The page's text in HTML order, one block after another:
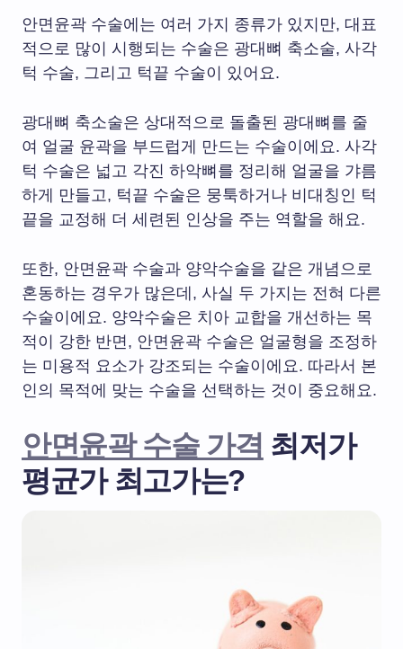
안면윤곽 수술에는 여러 가지 종류가 있지만, 대표
적으로 많이 시행되는 수술은 광대뼈 축소술, 사각
턱 수술, 그리고 턱끝 수술이 있어요.
광대뼈 축소술은 상대적으로 돌출된 광대뼈를 줄
여 얼굴 윤곽을 부드럽게 만드는 수술이에요. 사각
턱 수술은 넓고 각진 하악뼈를 정리해 얼굴을 갸름
하게 만들고, 턱끝 수술은 뭉툭하거나 비대칭인 턱
끝을 교정해 더 세련된 인상을 주는 역할을 해요.
또한, 안면윤곽 수술과 양악수술을 같은 개념으로
혼동하는 경우가 많은데, 사실 두 가지는 전혀 다른
수술이에요. 양악수술은 치아 교합을 개선하는 목
적이 강한 반면, 안면윤곽 수술은 얼굴형을 조정하
는 미용적 요소가 강조되는 수술이에요. 따라서 본
인의 목적에 맞는 수술을 선택하는 것이 중요해요.
안면윤곽 수술 가격 최저가
평균가 최고가는?